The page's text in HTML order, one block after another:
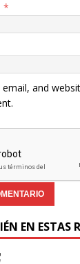
*
email, and
EN ESTAS